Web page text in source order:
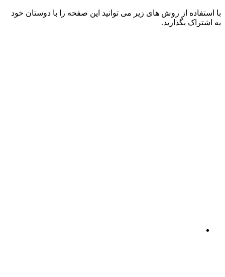
با استفاده از روش های زیر می توانید این صفحه را با دوستان خود
به اشتراک بگذارید.